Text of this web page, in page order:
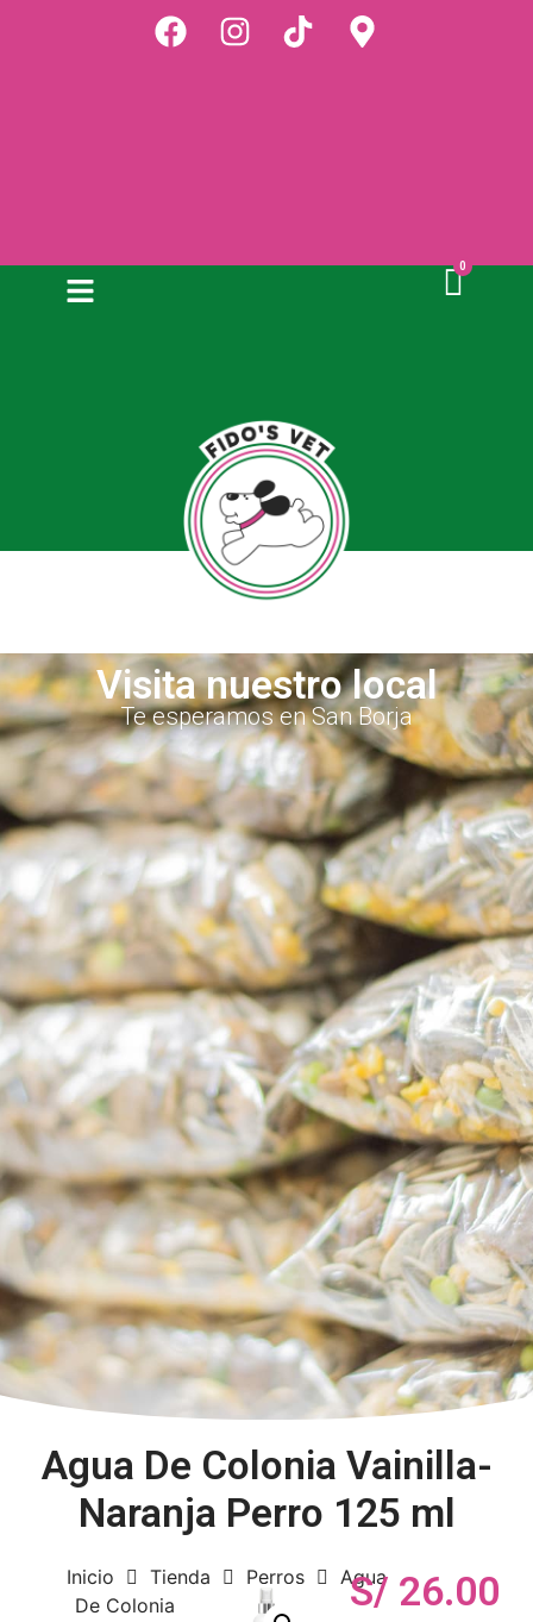
Visita nuestro local
Te esperamos en San Borja
Agua De Colonia Vainilla-
Naranja Perro 125 ml
Inicio Tienda Perros
Agua
De Colonia
S/ 26.00